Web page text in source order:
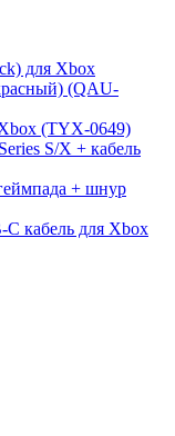
для Xbox
(QAU-
(TYX-0649)
S/X + кабель
+ шнур
кабель для Xbox